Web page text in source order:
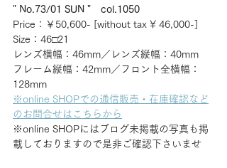
" No.73/01 SUN "　col.1050
Price：￥50,600- [without tax ¥ 46,000-]
Size：46□21
レンズ横幅：46mm／レンズ縦幅：40mm
フレーム縦幅：42mm／フロント全横幅：
128mm
※online SHOPでの通信販売・在庫確認など
のお問合せはこちらから
※online SHOPにはブログ未掲載の写真も掲
載しておりますので是非ご確認下さいませ